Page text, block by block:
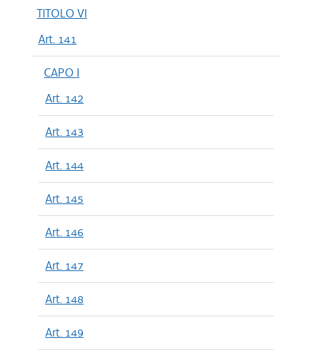
TITOLO VI
Art. 141
CAPO I
Art. 142
Art. 143
Art. 144
Art. 145
Art. 146
Art. 147
Art. 148
Art. 149